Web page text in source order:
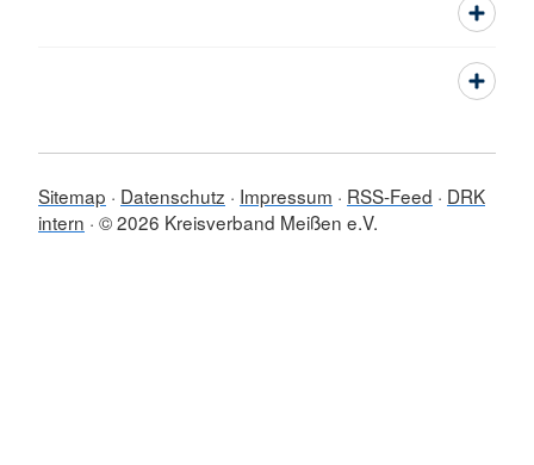
Sitemap Datenschutz Impressum RSS-Feed
DRK
intern © 2026 Kreisverband Meißen e.V.